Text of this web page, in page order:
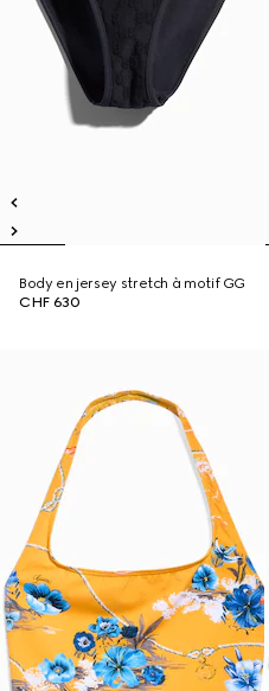
Body en jersey stretch à motif GG
CHF 630